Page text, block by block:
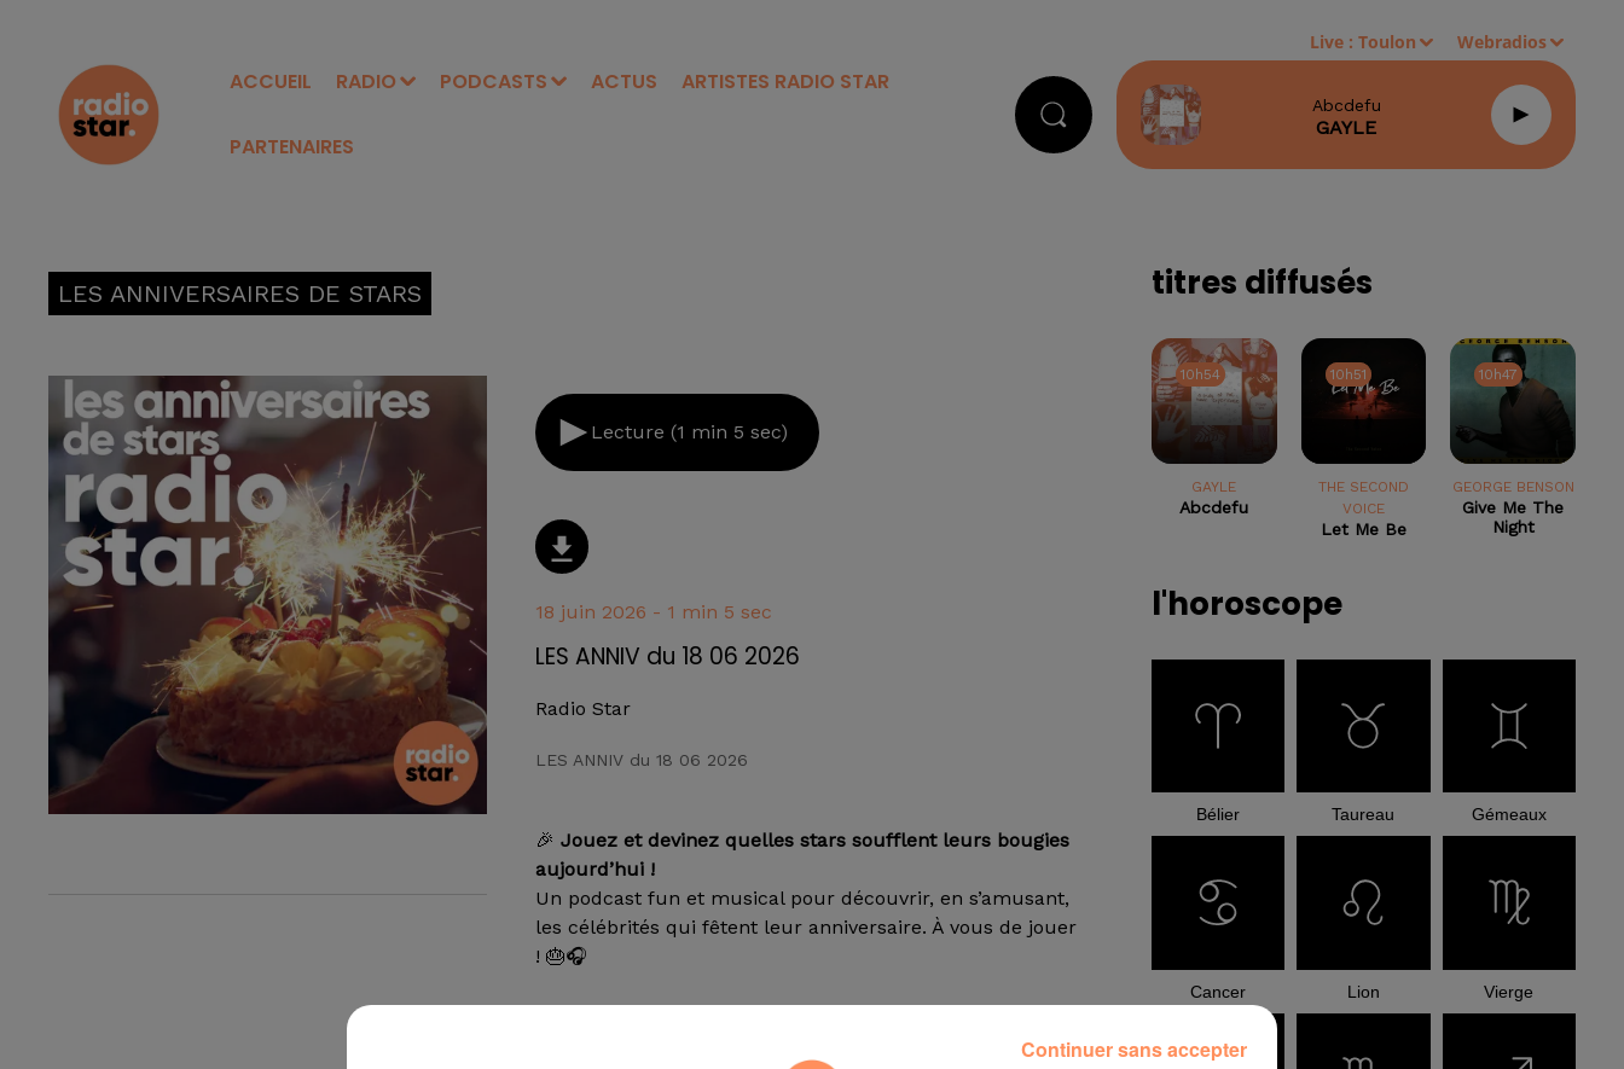
ACCUEIL RADIO PODCASTS ACTUS ARTISTES RADIO STAR
PARTENAIRES
Live :Toulon Webradios
Abcdefu
GAYLE
LES ANNIVERSAIRES DE STARS
Lecture (1 min 5 sec)
18 juin 2026 - 1 min 5 sec
LES ANNIV du 18 06 2026
Radio Star
LES ANNIV du 18 06 2026
🎉 Jouez et devinez quelles stars soufflent leurs bougies
aujourd’hui !
Un podcast fun et musical pour découvrir, en s’amusant,
les célébrités qui fêtent leur anniversaire. À vous de jouer
! 🎂🎧
titres diffusés
10h54
10h54
GAYLE
Abcdefu
10h51
10h51
THE SECOND
VOICE
Let Me Be
10h47
10h47
GEORGE BENSON
Give Me The
Night
l'horoscope
Bélier Taureau Gémeaux
Cancer Lion Vierge
Continuer sans accepter